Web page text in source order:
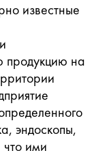
известные
продукцию на
эндоскопы,
ими